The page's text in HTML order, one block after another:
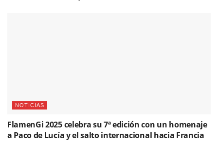
NOTICIAS
FlamenGi 2025 celebra su 7ª edición con un homenaje
a Paco de Lucía y el salto internacional hacia Francia